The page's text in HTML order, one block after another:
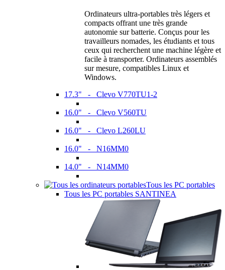
Ordinateurs ultra-portables très légers et
compacts offrant une très grande
autonomie sur batterie. Conçus pour les
travailleurs nomades, les étudiants et tous
ceux qui recherchent une machine légère et
facile à transporter. Ordinateurs assemblés
sur mesure, compatibles Linux et
Windows.
17.3" - Clevo V770TU1-2
16.0" - Clevo V560TU
16.0" - Clevo L260LU
16.0" - N16MM0
14.0" - N14MM0
Tous les PC portables
Tous les PC portables SANTINEA